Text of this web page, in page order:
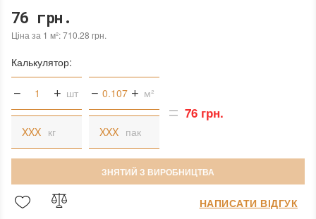
76 грн.
Ціна за 1 м²: 710.28 грн.
Калькулятор:
шт м²
кг пак
76 грн.
ЗНЯТИЙ З ВИРОБНИЦТВА
НАПИСАТИ ВІДГУК